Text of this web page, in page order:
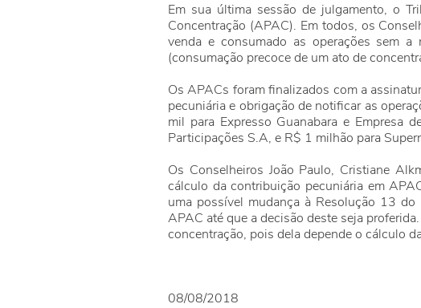
Em sua última sessão de julgamento, o
Concentração (APAC). Em todos, os
venda e consumado as operações sem a
(consumação precoce de um ato de
Os APACs foram finalizados com a
pecuniária e obrigação de notificar as
mil para Expresso Guanabara e Empresa
Participações S.A, e R$ 1 milhão para
Os Conselheiros João Paulo, Cristiane
cálculo da contribuição pecuniária em
uma possível mudança à Resolução 13
APAC até que a decisão deste seja
concentração, pois dela depende o cálculo
08/08/2018